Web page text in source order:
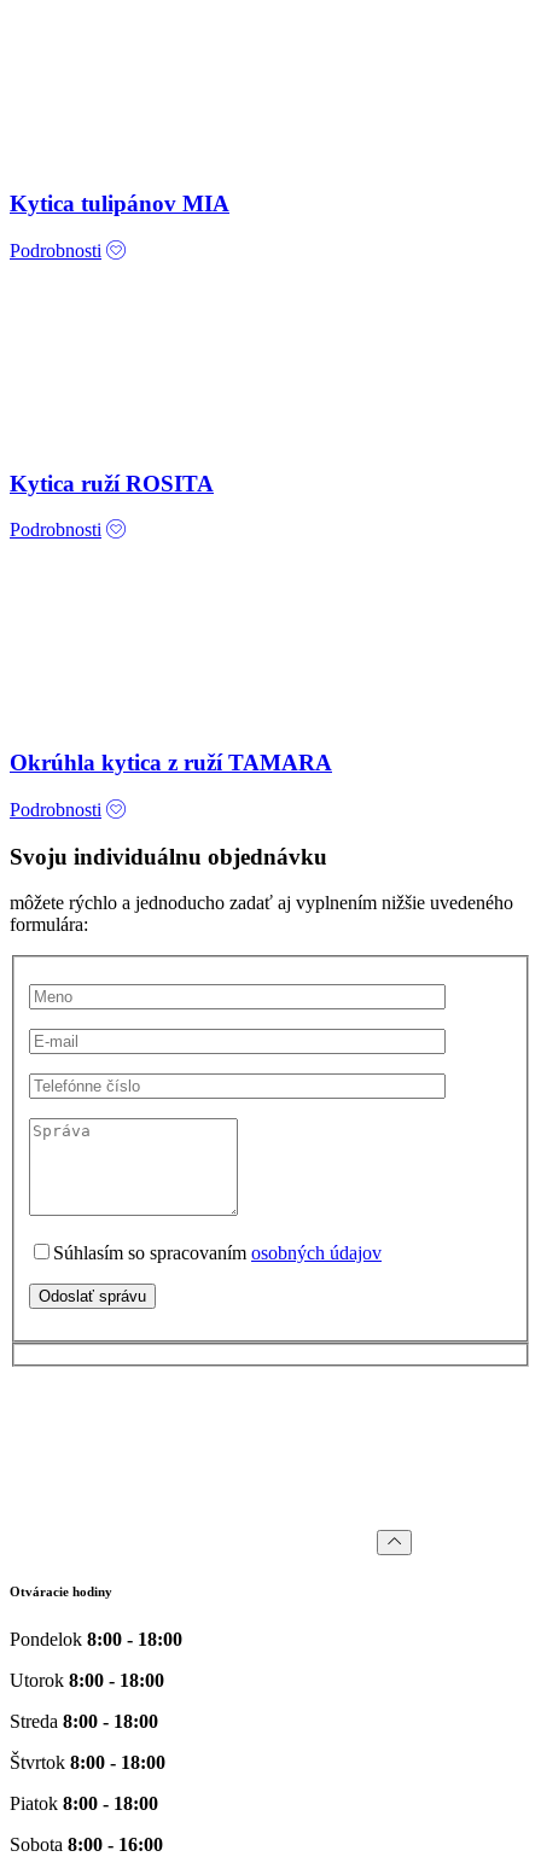
Kytica tulipánov MIA
Podrobnosti
Kytica ruží ROSITA
Podrobnosti
Okrúhla kytica z ruží TAMARA
Podrobnosti
Svoju individuálnu objednávku
môžete rýchlo a jednoducho zadať aj vyplnením nižšie uvedeného
formulára:
Súhlasím so spracovaním osobných údajov
Odoslať správu
Otváracie hodiny
Pondelok 8:00 - 18:00
Utorok 8:00 - 18:00
Streda 8:00 - 18:00
Štvrtok 8:00 - 18:00
Piatok 8:00 - 18:00
Sobota 8:00 - 16:00